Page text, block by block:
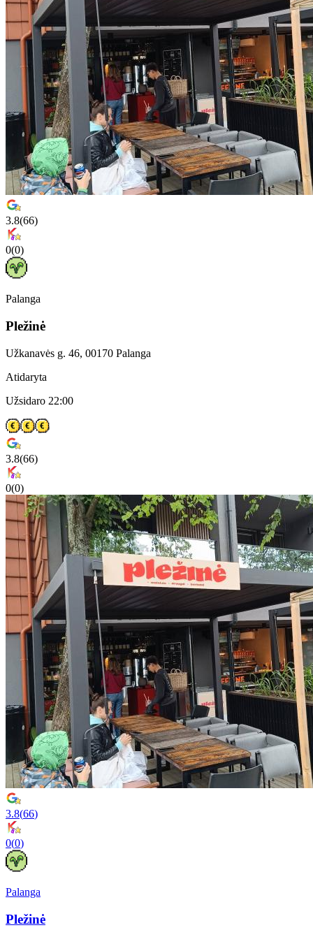
3.8(66)
0(0)
Palanga
Pležinė
Užkanavės g. 46, 00170 Palanga
Atidaryta
Užsidaro 22:00
3.8(66)
0(0)
3.8(66)
0(0)
Palanga
Pležinė